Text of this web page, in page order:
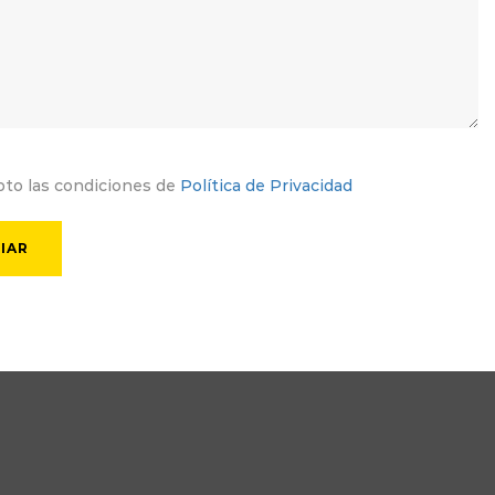
las condiciones de Política de Privacidad